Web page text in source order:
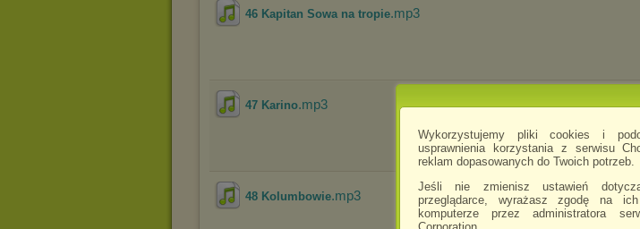
Wykorzystujemy pliki cookies i
usprawnienia korzystania z serwisu
reklam dopasowanych do Twoich potrzeb.
Jeśli nie zmienisz ustawień
przeglądarce, wyrażasz zgodę na
komputerze przez administratora
46 Kapitan Sowa na tropie.mp3
47 Karino.mp3
48 Kolumbowie.mp3